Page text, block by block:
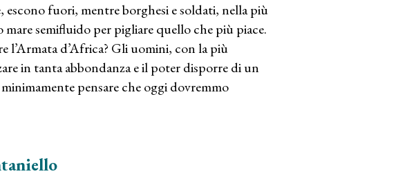
escono fuori, mentre borghesi e soldati, nella più
semifluido per pigliare quello che più piace.
l’Armata d’Africa? Gli uomini, con la più
in tanta abbondanza e il poter disporre di un
pensare che oggi dovremmo